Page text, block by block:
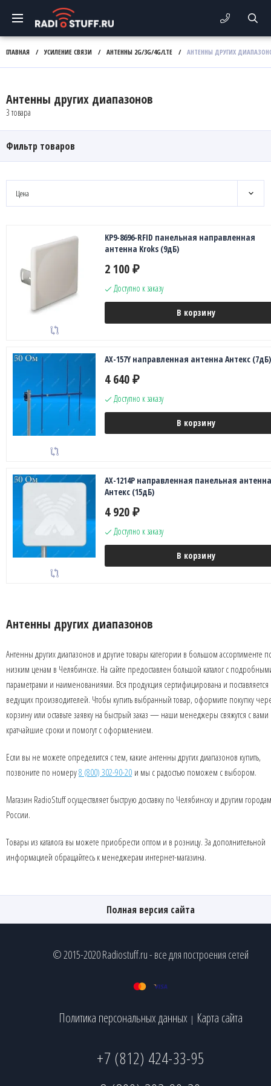
ГЛАВНАЯ / УСИЛЕНИЕ СВЯЗИ / АНТЕННЫ 2G/3G/4G/LTE / АНТЕННЫ ДРУГИХ
Антенны других диапазонов
3 товара
Фильтр товаров
Цена
KP9-8696-RFID панельная направленная
антенна Kroks (9дБ)
2 100 ₽
Доступно к заказу
В корзину
AX-157Y направленная антенна Антекс (7дБ)
4 640 ₽
Доступно к заказу
В корзину
AX-1214P направленная панельная антенна
Антекс (15дБ)
4 920 ₽
Доступно к заказу
В корзину
Антенны других диапазонов
Антенны других диапазонов и другие товары категории в большом ассортименте
низким ценам в Челябинске. На сайте предоставлен большой каталог с
параметрами и наименованиями. Вся продукция сертифицирована и поставляется
ведущих производителей. Чтобы купить выбранный товар, оформите покупку
корзину или оставьте заявку на быстрый заказ — наши менеджеры свяжутся с вами
кратчайшие сроки и помогут с оформлением.
Если вы не можете определится с тем, какие антенны других диапазонов купить,
позвоните по номеру8 (800) 302-90-20 и мы с радостью поможем с выбором.
Магазин RadioStuff осуществляет быструю доставку по Челябинску и другим городам
России.
Товары из каталога вы можете приобрести оптом и в розницу. За дополнительной
информацией обращайтесь к менеджерам интернет-магазина.
Полная версия сайта
© 2015-2020 Radiostuff.ru - все для построения сетей
Политика персональных данных | Карта сайта
+7 (812) 424-33-95